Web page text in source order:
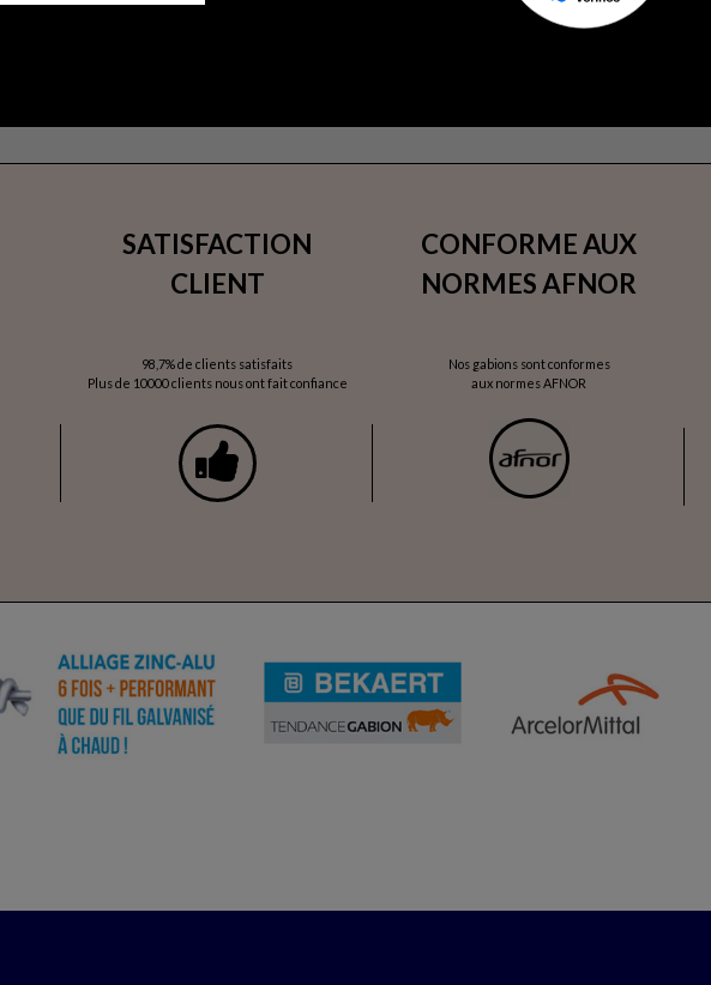
SATISFACTION
CLIENT
98,7% de clients satisfaits
Plus de 10000 clients nous ont fait confiance
CONFORME AUX
NORMES AFNOR
Nos gabions sont conformes
aux normes AFNOR